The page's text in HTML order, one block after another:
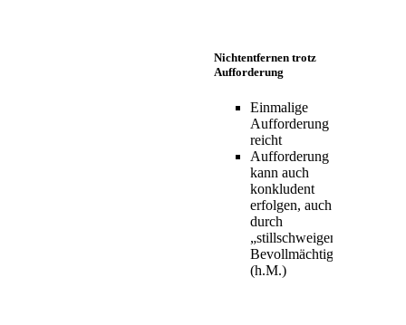
Nichtentfernen trotz
Aufforderung
Einmalige
Aufforderung
reicht
Aufforderung
kann auch
konkludent
erfolgen, auch
durch
„stillschweigend
Bevollmächtigte“
(h.M.)